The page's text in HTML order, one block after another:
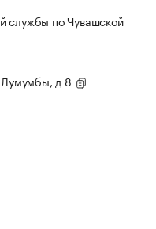
службы по Чувашской
д 8